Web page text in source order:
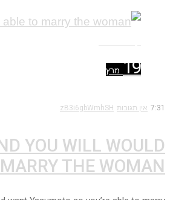
19 מרץ
7:31 אין תגובות zB3i6gbWmhSH
YOU WILL WOULD
THE WOMAN